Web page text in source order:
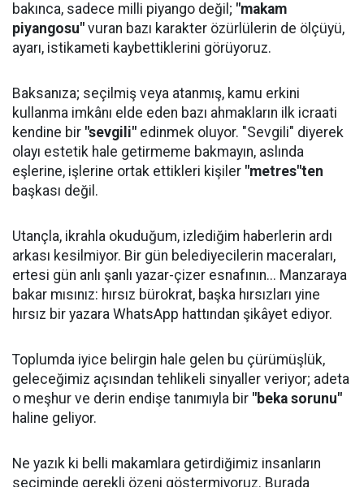
bakınca, sadece milli piyango değil; "makam
piyangosu" vuran bazı karakter özürlülerin de ölçüyü,
ayarı, istikameti kaybettiklerini görüyoruz.
Baksanıza; seçilmiş veya atanmış, kamu erkini
kullanma imkânı elde eden bazı ahmakların ilk icraati
kendine bir "sevgili" edinmek oluyor. "Sevgili" diyerek
olayı estetik hale getirmeme bakmayın, aslında
eşlerine, işlerine ortak ettikleri kişiler "metres"ten
başkası değil.
Utançla, ikrahla okuduğum, izlediğim haberlerin ardı
arkası kesilmiyor. Bir gün belediyecilerin maceraları,
ertesi gün anlı şanlı yazar-çizer esnafının... Manzaraya
bakar mısınız: hırsız bürokrat, başka hırsızları yine
hırsız bir yazara WhatsApp hattından şikâyet ediyor.
Toplumda iyice belirgin hale gelen bu çürümüşlük,
geleceğimiz açısından tehlikeli sinyaller veriyor; adeta
o meşhur ve derin endişe tanımıyla bir "beka sorunu"
haline geliyor.
Ne yazık ki belli makamlara getirdiğimiz insanların
seçiminde gerekli özeni göstermiyoruz. Burada